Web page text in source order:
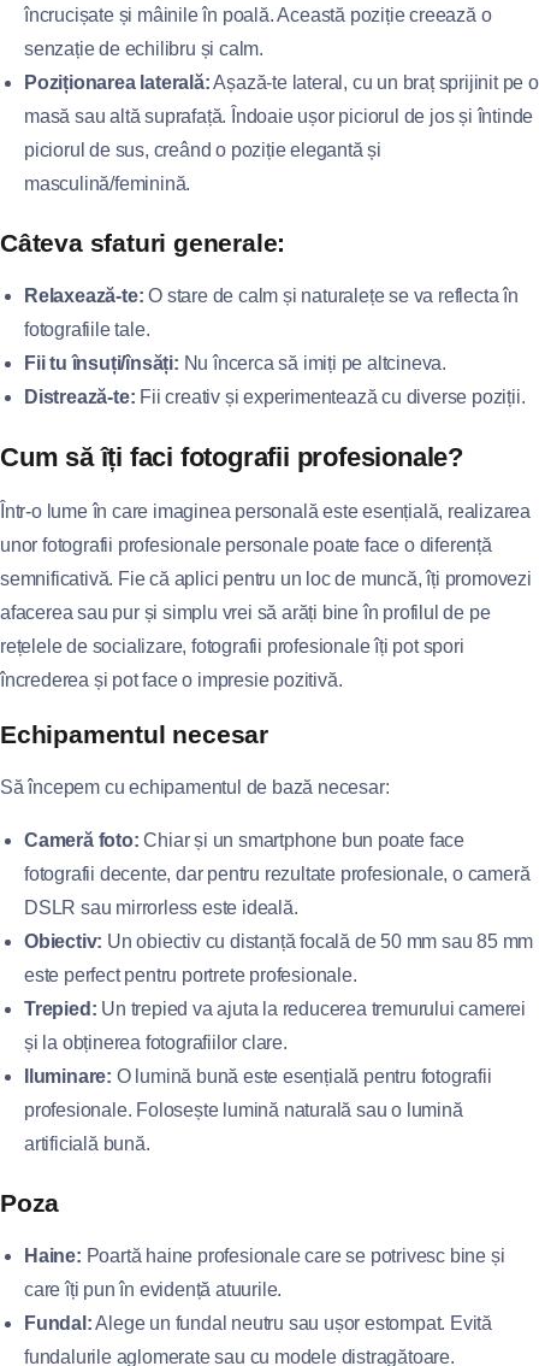
încrucișate și mâinile în poală. Această poziție creează o
senzație de echilibru și calm.
Poziționarea laterală:Așază-te lateral, cu un braț sprijinit pe o
masă sau altă suprafață. Îndoaie ușor piciorul de jos și întinde
piciorul de sus, creând o poziție elegantă și
masculină/feminină.
Câteva sfaturi generale:
Relaxează-te: O stare de calm și naturalețe se va reflecta în
fotografiile tale.
Fii tu însuți/însăți: Nu încerca să imiți pe altcineva.
Distrează-te: Fii creativ și experimentează cu diverse poziții.
Cum să îți faci fotografii profesionale?
Într-o lume în care imaginea personală este esențială, realizarea
unor fotografii profesionale personale poate face o diferență
semnificativă. Fie că aplici pentru un loc de muncă, îți promovezi
afacerea sau pur și simplu vrei să arăți bine în profilul de pe
rețelele de socializare, fotografii profesionale îți pot spori
încrederea și pot face o impresie pozitivă.
Echipamentul necesar
Să începem cu echipamentul de bază necesar:
Cameră foto: Chiar și un smartphone bun poate face
fotografii decente, dar pentru rezultate profesionale, o cameră
DSLR sau mirrorless este ideală.
Obiectiv: Un obiectiv cu distanță focală de 50 mm sau 85 mm
este perfect pentru portrete profesionale.
Trepied: Un trepied va ajuta la reducerea tremurului camerei
și la obținerea fotografiilor clare.
Iluminare: O lumină bună este esențială pentru fotografii
profesionale. Folosește lumină naturală sau o lumină
artificială bună.
Poza
Haine: Poartă haine profesionale care se potrivesc bine și
care îți pun în evidență atuurile.
Fundal:Alege un fundal neutru sau ușor estompat. Evită
fundalurile aglomerate sau cu modele distragătoare.